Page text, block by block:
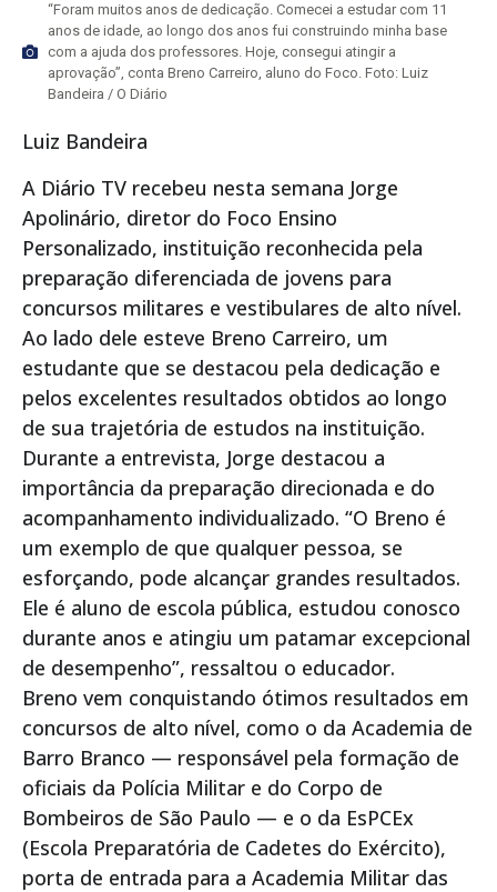
“Foram muitos anos de dedicação. Comecei a estudar com 11
anos de idade, ao longo dos anos fui construindo minha base
com a ajuda dos professores. Hoje, consegui atingir a
aprovação”, conta Breno Carreiro, aluno do Foco. Foto: Luiz
Bandeira / O Diário
Luiz Bandeira
A Diário TV recebeu nesta semana Jorge
Apolinário, diretor do Foco Ensino
Personalizado, instituição reconhecida pela
preparação diferenciada de jovens para
concursos militares e vestibulares de alto nível.
Ao lado dele esteve Breno Carreiro, um
estudante que se destacou pela dedicação e
pelos excelentes resultados obtidos ao longo
de sua trajetória de estudos na instituição.
Durante a entrevista, Jorge destacou a
importância da preparação direcionada e do
acompanhamento individualizado. “O Breno é
um exemplo de que qualquer pessoa, se
esforçando, pode alcançar grandes resultados.
Ele é aluno de escola pública, estudou conosco
durante anos e atingiu um patamar excepcional
de desempenho”, ressaltou o educador.
Breno vem conquistando ótimos resultados em
concursos de alto nível, como o da Academia de
Barro Branco — responsável pela formação de
oficiais da Polícia Militar e do Corpo de
Bombeiros de São Paulo — e o da EsPCEx
(Escola Preparatória de Cadetes do Exército),
porta de entrada para a Academia Militar das